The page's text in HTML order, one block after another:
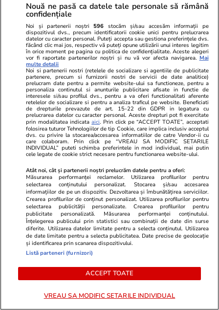
Adormirea Maicii Domnului – o
reflecție asupra unei mari
sărbători
05 aug.
Auziți balastierele găinarilor
cum încarcă la cutiile de
pantofi?
04 aug.
Prima lună fără Călin
Georgescu: Realitatea Plus a
pierdut o treime din audiență,
cea mai mare scădere de pe
piața TV
Opinii 04 aug.
Nouă ne pasă ca datele tale personale să rămână
confidențiale
Noi și partenerii noștri 596 stocăm și/sau accesăm informații pe
dispozitivul dvs., precum identificatorii cookie unici pentru prelucrarea
datelor cu caracter personal. Puteți accepta sau gestiona preferințele dvs.
făcând clic mai jos, respectiv vă puteți opune utilizării unui interes legitim
în orice moment pe pagina cu politica de confidențialitate. Aceste alegeri
vor fi raportate partenerilor noștri și nu vă vor afecta navigarea. Mai
multe detalii
Noi si partenerii nostri (retelele de socializare si agentiile de publicitate
partenere, precum si furnizorii nostri de servicii de date analitice)
prelucram date pentru a permite website-ului sa functioneze, pentru a
personaliza continutul si anunturile publicitare afisate in functie de
interesele si/sau profilul dvs., pentru a va oferi functionalitati aferente
retelelor de socializare si pentru a analiza traficul pe website. Beneficiati
de drepturile prevazute de art. 15-22 din GDPR in legatura cu
prelucrarea datelor cu caracter personal. Aceste drepturi pot fi exercitate
prin modalitatea indicataaici. Prin click pe “ACCEPT TOATE”, acceptati
folosirea tuturor Tehnologiilor de tip Cookie, care implica inclusiv acceptul
dvs. cu privire la stocarea/accesarea informatiilor de catre Vendor-ii cu
care colaboram. Prin click pe “VREAU SA MODIFIC SETARILE
INDIVIDUAL” puteti schimba preferintele in mod individual, mai putin
cele legate de cookie strict necesare pentru functionarea website-ului.
Atât noi, cât și partenerii noștri prelucrăm datele pentru a oferi:
Măsurarea performanței reclamelor. Utilizarea profilurilor pentru
selectarea conținutului personalizat. Stocarea și/sau accesarea
informațiilor de pe un dispozitiv. Dezvoltarea și îmbunătățirea serviciilor.
Crearea profilurilor de conținut personalizat. Utilizarea profilurilor pentru
selectarea publicității personalizate. Crearea profilurilor pentru
publicitate personalizată. Măsurarea performanței conținutului.
Înțelegerea publicului prin statistici sau combinații de date din surse
diferite. Utilizarea datelor limitate pentru a selecta conținutul. Utilizarea
de date limitate pentru a selecta publicitatea. Date precise de geolocație
și identificarea prin scanarea dispozitivului.
Listă parteneri (furnizori)
ACCEPT TOATE
VREAU SA MODIFIC SETARILE INDIVIDUAL